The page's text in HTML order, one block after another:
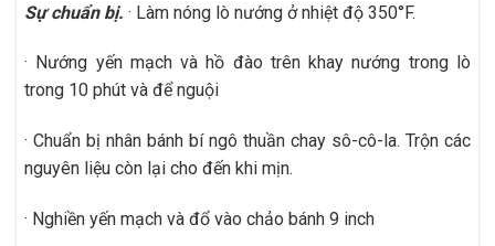
Sự chuẩn bị. · Làm nóng lò nướng ở nhiệt độ 350°F.
· Nướng yến mạch và hồ đào trên khay nướng trong lò
trong 10 phút và để nguội
· Chuẩn bị nhân bánh bí ngô thuần chay sô-cô-la. Trộn các
nguyên liệu còn lại cho đến khi mịn.
· Nghiền yến mạch và đổ vào chảo bánh 9 inch